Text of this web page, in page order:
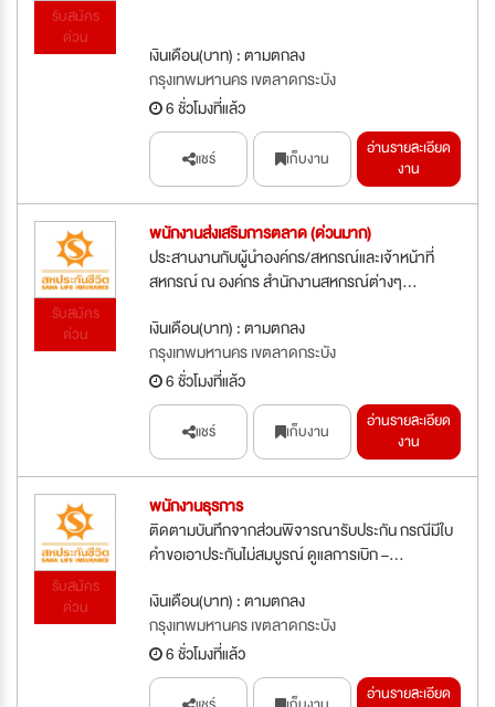
รับสมัคร
ด่วน
เงินเดือน(บาท) : ตามตกลง
กรุงเทพมหานคร เขตลาดกระบัง
6 ชั่วโมงที่แล้ว
แชร์ เก็บงาน
อ่านรายละเอียด
งาน
รับสมัคร
ด่วน
พนักงานส่งเสริมการตลาด (ด่วนมาก)
ประสานงานกับผู้นำองค์กร/สหกรณ์และเจ้าหน้าที่
สหกรณ์ ณ องค์กร สำนักงานสหกรณ์ต่างๆ...
เงินเดือน(บาท) : ตามตกลง
กรุงเทพมหานคร เขตลาดกระบัง
6 ชั่วโมงที่แล้ว
แชร์ เก็บงาน
อ่านรายละเอียด
งาน
รับสมัคร
ด่วน
พนักงานธุรการ
ติดตามบันทึกจากส่วนพิจารณารับประกัน กรณีมีใบ
คำขอเอาประกันไม่สมบูรณ์ ดูแลการเบิก –...
เงินเดือน(บาท) : ตามตกลง
กรุงเทพมหานคร เขตลาดกระบัง
6 ชั่วโมงที่แล้ว
อ่านรายละเอียด